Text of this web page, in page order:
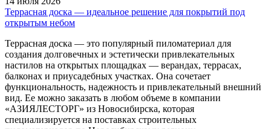
Террасная доска — идеальное решение для покрытий под
открытым небом
Террасная доска — это популярный пиломатериал для
создания долговечных и эстетически привлекательных
настилов на открытых площадках — верандах, террасах,
балконах и приусадебных участках. Она сочетает
функциональность, надежность и привлекательный внешний
вид. Ее можно заказать в любом объеме в компании
«АЗИЯЛЕСТОРГ» из Новосибирска, которая
специализируется на поставках строительных